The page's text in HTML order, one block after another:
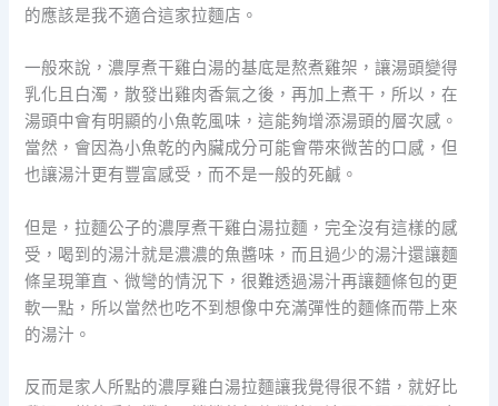
的應該是我不適合這家拉麵店。
一般來說，濃厚煮干雞白湯的基底是熬煮雞架，讓湯頭變得
乳化且白濁，散發出雞肉香氣之後，再加上煮干，所以，在
湯頭中會有明顯的小魚乾風味，這能夠增添湯頭的層次感。
當然，會因為小魚乾的內臟成分可能會帶來微苦的口感，但
也讓湯汁更有豐富感受，而不是一般的死鹹。
但是，拉麵公子的濃厚煮干雞白湯拉麵，完全沒有這樣的感
受，喝到的湯汁就是濃濃的魚醬味，而且過少的湯汁還讓麵
條呈現筆直、微彎的情況下，很難透過湯汁再讓麵條包的更
軟一點，所以當然也吃不到想像中充滿彈性的麵條而帶上來
的湯汁。
反而是家人所點的濃厚雞白湯拉麵讓我覺得很不錯，就好比